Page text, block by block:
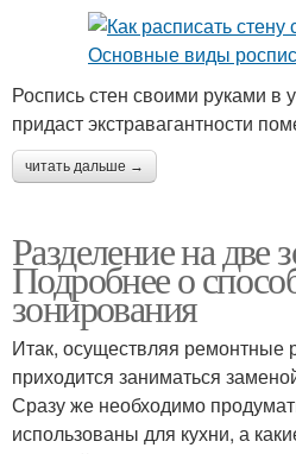
Роспись стен своими руками в
придаст экстравагантности
читать дальше →
Разделение на две
Подробнее о
зонирования
Итак, осуществляя ремонтные
приходится заниматься
Сразу же необходимо
использованы для кухни, а